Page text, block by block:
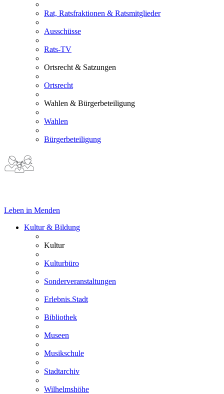
Rat, Ratsfraktionen & Ratsmitglieder
Ausschüsse
Rats-TV
Ortsrecht & Satzungen
Ortsrecht
Wahlen & Bürgerbeteiligung
Wahlen
Bürgerbeteiligung
Leben in Menden
Kultur & Bildung
Kultur
Kulturbüro
Sonderveranstaltungen
Erlebnis.Stadt
Bibliothek
Museen
Musikschule
Stadtarchiv
Wilhelmshöhe